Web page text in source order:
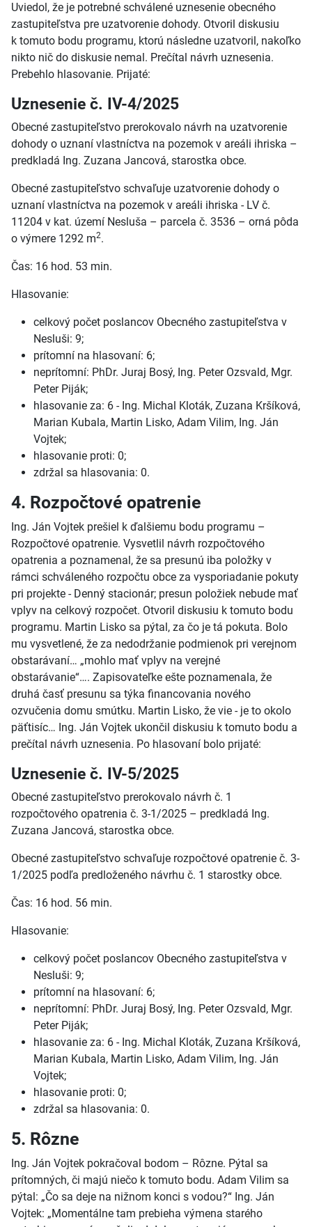
Uviedol, že je potrebné schválené uznesenie obecného
zastupiteľstva pre uzatvorenie dohody. Otvoril diskusiu
k tomuto bodu programu, ktorú následne uzatvoril, nakoľko
nikto nič do diskusie nemal. Prečítal návrh uznesenia.
Prebehlo hlasovanie. Prijaté:
Uznesenie č. IV-4/2025
Obecné zastupiteľstvo prerokovalo návrh na uzatvorenie
dohody o uznaní vlastníctva na pozemok v areáli ihriska –
predkladá Ing. Zuzana Jancová, starostka obce.
Obecné zastupiteľstvo schvaľuje uzatvorenie dohody o
uznaní vlastníctva na pozemok v areáli ihriska - LV č.
11204 v kat. území Nesluša – parcela č. 3536 – orná pôda
o výmere 1292 m2.
Čas: 16 hod. 53 min.
Hlasovanie:
celkový počet poslancov Obecného zastupiteľstva v
Nesluši: 9;
prítomní na hlasovaní: 6;
neprítomní: PhDr. Juraj Bosý, Ing. Peter Ozsvald, Mgr.
Peter Piják;
hlasovanie za: 6 - Ing. Michal Kloták, Zuzana Kršíková,
Marian Kubala, Martin Lisko, Adam Vilim, Ing. Ján
Vojtek;
hlasovanie proti: 0;
zdržal sa hlasovania: 0.
4. Rozpočtové opatrenie
Ing. Ján Vojtek prešiel k ďalšiemu bodu programu –
Rozpočtové opatrenie. Vysvetlil návrh rozpočtového
opatrenia a poznamenal, že sa presunú iba položky v
rámci schváleného rozpočtu obce za vysporiadanie pokuty
pri projekte - Denný stacionár; presun položiek nebude mať
vplyv na celkový rozpočet. Otvoril diskusiu k tomuto bodu
programu. Martin Lisko sa pýtal, za čo je tá pokuta. Bolo
mu vysvetlené, že za nedodržanie podmienok pri verejnom
obstarávaní… „mohlo mať vplyv na verejné
obstarávanie“…. Zapisovateľke ešte poznamenala, že
druhá časť presunu sa týka financovania nového
ozvučenia domu smútku. Martin Lisko, že vie - je to okolo
päťtisíc… Ing. Ján Vojtek ukončil diskusiu k tomuto bodu a
prečítal návrh uznesenia. Po hlasovaní bolo prijaté:
Uznesenie č. IV-5/2025
Obecné zastupiteľstvo prerokovalo návrh č. 1
rozpočtového opatrenia č. 3-1/2025 – predkladá Ing.
Zuzana Jancová, starostka obce.
Obecné zastupiteľstvo schvaľuje rozpočtové opatrenie č. 3-
1/2025 podľa predloženého návrhu č. 1 starostky obce.
Čas: 16 hod. 56 min.
Hlasovanie:
celkový počet poslancov Obecného zastupiteľstva v
Nesluši: 9;
prítomní na hlasovaní: 6;
neprítomní: PhDr. Juraj Bosý, Ing. Peter Ozsvald, Mgr.
Peter Piják;
hlasovanie za: 6 - Ing. Michal Kloták, Zuzana Kršíková,
Marian Kubala, Martin Lisko, Adam Vilim, Ing. Ján
Vojtek;
hlasovanie proti: 0;
zdržal sa hlasovania: 0.
5. Rôzne
Ing. Ján Vojtek pokračoval bodom – Rôzne. Pýtal sa
prítomných, či majú niečo k tomuto bodu. Adam Vilim sa
pýtal: „Čo sa deje na nižnom konci s vodou?“ Ing. Ján
Vojtek: „Momentálne tam prebieha výmena starého